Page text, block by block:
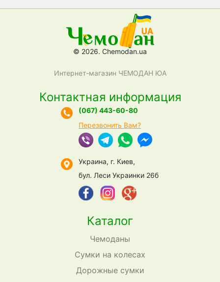
© 2026. Chemodan.ua
Интернет-магазин ЧЕМОДАН ЮА
Каталог
Чемоданы
Сумки на колесах
Дорожные сумки
Контактная информация
(067) 443-60-80
Перезвонить Вам?
Украина, г. Киев,
бул. Леси Украинки 26б